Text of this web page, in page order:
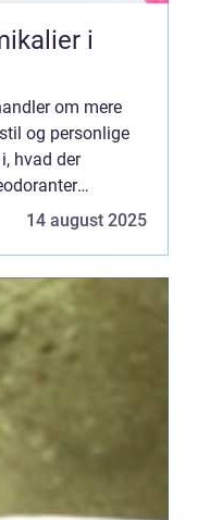
i
om mere
og personlige
hvad der
og enkelte
14 august 2025